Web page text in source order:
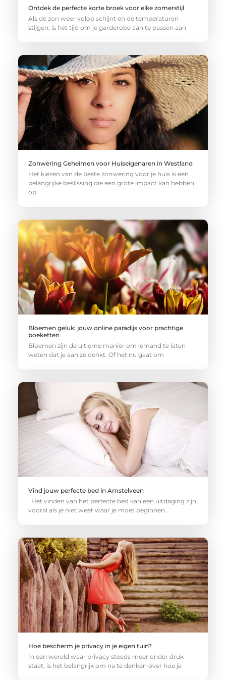
Ontdek de perfecte korte broek voor elke zomerstijl
Als de zon weer volop schijnt en de temperaturen
stijgen, is het tijd om je garderobe aan te passen aan
Zonwering Geheimen voor Huiseigenaren in Westland
Het kiezen van de beste zonwering voor je huis is een
belangrijke beslissing die een grote impact kan hebben
op
Bloemen geluk: jouw online paradijs voor prachtige
boeketten
Bloemen zijn de ultieme manier om iemand te laten
weten dat je aan ze denkt. Of het nu gaat om
Vind jouw perfecte bed in Amstelveen
Het vinden van het perfecte bed kan een uitdaging zijn,
vooral als je niet weet waar je moet beginnen.
Hoe bescherm je privacy in je eigen tuin?
In een wereld waar privacy steeds meer onder druk
staat, is het belangrijk om na te denken over hoe je